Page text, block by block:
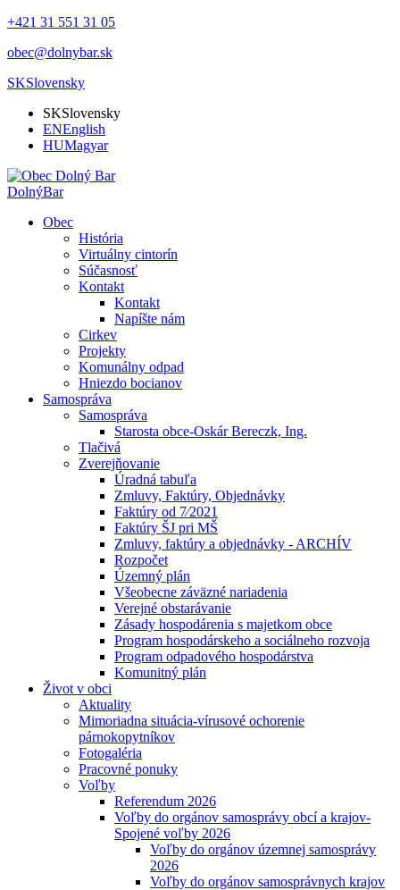
+421 31 551 31 05
obec@dolnybar.sk
SKSlovensky
SKSlovensky
ENEnglish
HUMagyar
DolnýBar
Obec
História
Virtuálny cintorín
Súčasnosť
Kontakt
Kontakt
Napíšte nám
Cirkev
Projekty
Komunálny odpad
Hniezdo bocianov
Samospráva
Samospráva
Starosta obce-Oskár Bereczk, Ing.
Tlačivá
Zverejňovanie
Úradná tabuľa
Zmluvy, Faktúry, Objednávky
Faktúry od 7⁄2021
Faktúry ŠJ pri MŠ
Zmluvy, faktúry a objednávky - ARCHÍV
Rozpočet
Územný plán
Všeobecne záväzné nariadenia
Verejné obstarávanie
Zásady hospodárenia s majetkom obce
Program hospodárskeho a sociálneho rozvoja
Program odpadového hospodárstva
Komunitný plán
Život v obci
Aktuality
Mimoriadna situácia-vírusové ochorenie
párnokopytníkov
Fotogaléria
Pracovné ponuky
Voľby
Referendum 2026
Voľby do orgánov samosprávy obcí a krajov-
Spojené voľby 2026
Voľby do orgánov územnej samosprávy
2026
Voľby do orgánov samosprávnych krajov